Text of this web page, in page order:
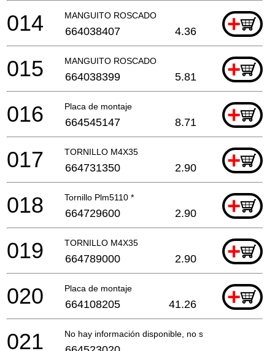
MANGUITO ROSCADO +
014 664038407 4.36
MANGUITO ROSCADO +
015 664038399 5.81
Placa de montaje +
016 664545147 8.71
TORNILLO M4X35 +
017 664731350 2.90
Tornillo Plm5110 * +
018 664729600 2.90
TORNILLO M4X35 +
019 664789000 2.90
Placa de montaje +
020 664108205 41.26
No hay información disponible, no se puede pedir
021